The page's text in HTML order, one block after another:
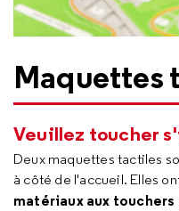
Maquettes
Veuillez toucher
Deux maquettes tactiles
à côté de l'accueil. Elles
matériaux aux